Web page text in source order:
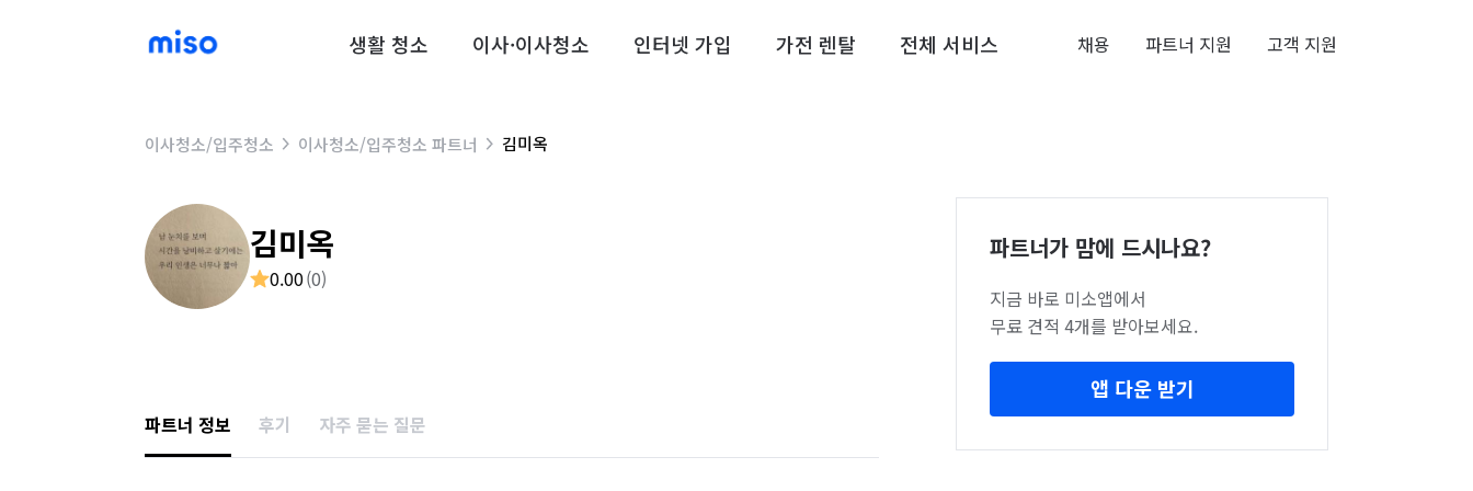
생활 청소 이사·이사청소 인터넷 가입 가전 렌탈 전체 서비스 채용 파트너 지원 고객 지원
이사청소/입주청소 이사청소/입주청소 파트너 김미옥
김미옥
0.00(0)
파트너 정보 후기 자주 묻는 질문
파트너가 맘에 드시나요?
지금 바로 미소앱에서
무료 견적 4개를 받아보세요.
앱 다운 받기